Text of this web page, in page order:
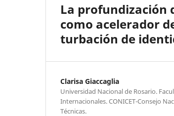
La profundización
como acelerador
turbación de
Clarisa Giaccaglia
Universidad Nacional de Rosario.
Internacionales. CONICET-Consejo
Técnicas.